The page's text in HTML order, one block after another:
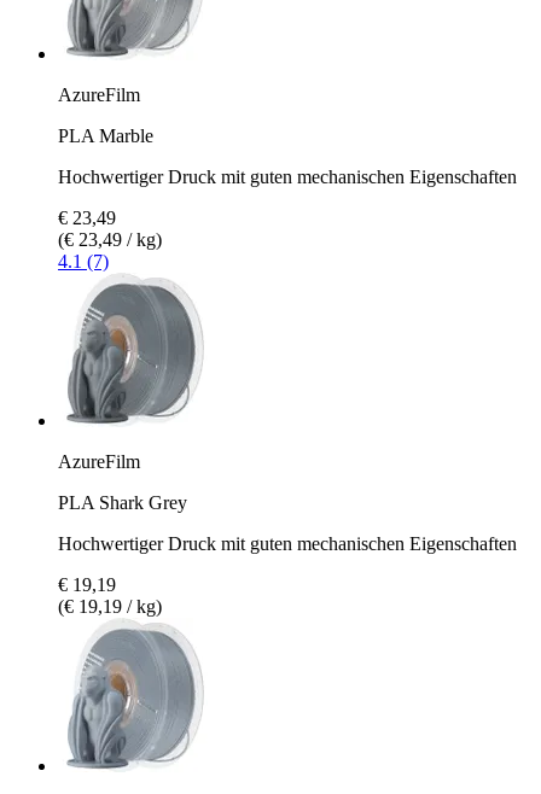
AzureFilm
PLA Marble
Hochwertiger Druck mit guten mechanischen Eigenschaften
€ 23,49
(€ 23,49 / kg)
4.1 (7)
AzureFilm
PLA Shark Grey
Hochwertiger Druck mit guten mechanischen Eigenschaften
€ 19,19
(€ 19,19 / kg)